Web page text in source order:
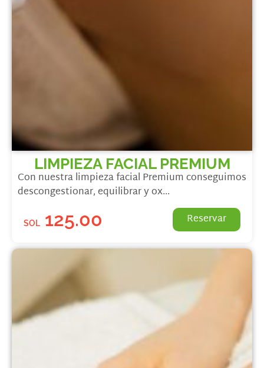
LIMPIEZA FACIAL PREMIUM
Con nuestra limpieza facial Premium conseguimos
descongestionar, equilibrar y ox...
SOL 125.00 Reservar